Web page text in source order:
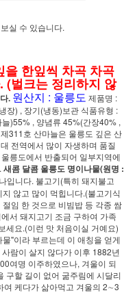
실 수 있습니다.
을 한잎씩 차곡 차곡
(벌크는 정리하지 않
. 원산지 : 울릉도 제품명 :
장) , 장기(냉동)보관 식품유형 :
)55% , 양념류 45%(간장40% ,
311호 산마늘은 울릉도 깊은 산
전역에서 많이 자생하며 품질
릉도에서 반출되어 일부지역에
새콤 달콤 울릉도 명이나물(원명 :
입니다. 불고기(특히 돼지불고
않고 많이 먹힙니다.(불고기식
임 한 것으로 비빔밥 등 각종 쌈
서 돼지고기 조금 구하여 가족
세요.(이런 맛 처음이실 거예요)
"이라 부르는데 이 애칭을 얻게
람이 살지 않다가 이후 1882년
여명 이주하였으나, 겨울이 되
구할 길이 없어 굶주림에 시달리
여 케다가 삶아먹고 겨울의 2∼3